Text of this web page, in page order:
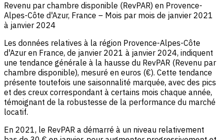
Revenu par chambre disponible (RevPAR) en Provence-
Alpes-Côte d'Azur, France – Mois par mois de janvier 2021
à janvier 2024
Les données relatives à la région Provence-Alpes-Côte
d'Azur en France, de janvier 2021 à janvier 2024, indiquent
une tendance générale à la hausse du RevPAR (Revenu par
chambre disponible), mesuré en euros (€). Cette tendance
présente toutefois une saisonnalité marquée, avec des pics
et des creux correspondant à certains mois chaque année,
témoignant de la robustesse de la performance du marché
locatif.
En 2021, le RevPAR a démarré à un niveau relativement